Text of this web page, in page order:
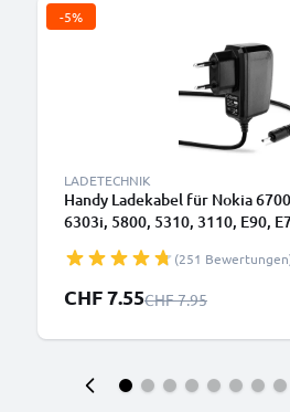
-5%
LADETECHNIK
Handy Ladekabel für Nokia
6303i, 5800, 5310, 3110, E90,
1.10m, Handyladekabel
(251
Sonderpreis
CHF 7.55Regulärer Preis
CHF 7.95